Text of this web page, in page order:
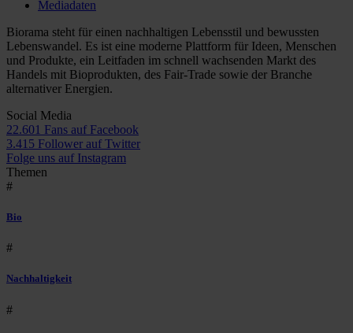
Mediadaten
Biorama steht für einen nachhaltigen Lebensstil und bewussten
Lebenswandel. Es ist eine moderne Plattform für Ideen, Menschen
und Produkte, ein Leitfaden im schnell wachsenden Markt des
Handels mit Bioprodukten, des Fair-Trade sowie der Branche
alternativer Energien.
Social Media
22.601 Fans auf Facebook
3.415 Follower auf Twitter
Folge uns auf Instagram
Themen
#
Bio
#
Nachhaltigkeit
#